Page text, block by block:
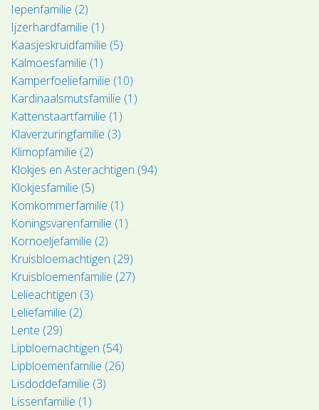
Iepenfamilie (2)
Ijzerhardfamilie (1)
Kaasjeskruidfamilie (5)
Kalmoesfamilie (1)
Kamperfoeliefamilie (10)
Kardinaalsmutsfamilie (1)
Kattenstaartfamilie (1)
Klaverzuringfamilie (3)
Klimopfamilie (2)
Klokjes en Asterachtigen (94)
Klokjesfamilie (5)
Komkommerfamilie (1)
Koningsvarenfamilie (1)
Kornoeljefamilie (2)
Kruisbloemachtigen (29)
Kruisbloemenfamilie (27)
Lelieachtigen (3)
Leliefamilie (2)
Lente (29)
Lipbloemachtigen (54)
Lipbloemenfamilie (26)
Lisdoddefamilie (3)
Lissenfamilie (1)